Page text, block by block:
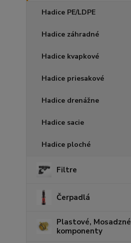
Hadice PE/LDPE
Hadice záhradné
Hadice kvapkové
Hadice priesakové
Hadice drenážne
Hadice sacie
Hadice ploché
Filtre
Čerpadlá
Plastové, Mosadzné
komponenty